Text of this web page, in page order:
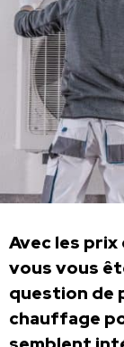
Avec les prix
vous vous
question de
chauffage